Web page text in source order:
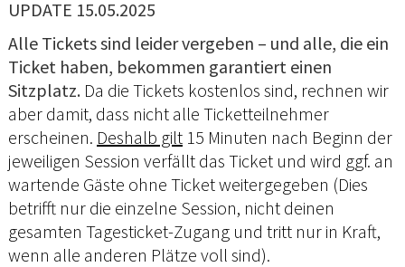
UPDATE 15.05.2025
Alle Tickets sind leider vergeben – und alle, die ein
Ticket haben, bekommen garantiert einen
Sitzplatz. Da die Tickets kostenlos sind, rechnen wir
aber damit, dass nicht alle Ticketteilnehmer
erscheinen. Deshalb gilt 15 Minuten nach Beginn der
jeweiligen Session verfällt das Ticket und wird ggf. an
wartende Gäste ohne Ticket weitergegeben (Dies
betrifft nur die einzelne Session, nicht deinen
gesamten Tagesticket-Zugang und tritt nur in Kraft,
wenn alle anderen Plätze voll sind).